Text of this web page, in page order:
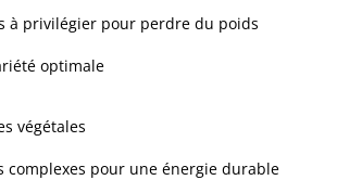
à privilégier pour perdre du poids
optimale
végétales
complexes pour une énergie durable